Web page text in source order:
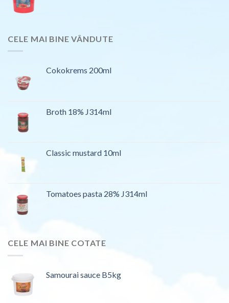
CELE MAI BINE VÂNDUTE
Cokokrems 200ml
Broth 18% J314ml
Classic mustard 10ml
Tomatoes pasta 28% J314ml
CELE MAI BINE COTATE
Samourai sauce B5kg